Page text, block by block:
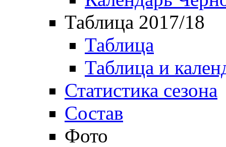
Таблица 2017/18
Таблица
Таблица и
Статистика сезона
Состав
Фото